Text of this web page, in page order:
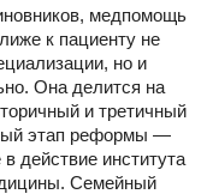
медпомощь
к пациенту не
но и
Она делится на
и третичный
этап реформы —
действие института
Семейный